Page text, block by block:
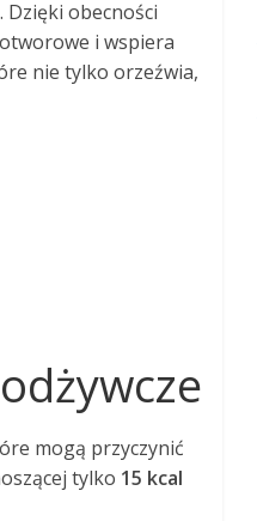
Dzięki obecności
i wspiera
nie tylko orzeźwia,
mogą przyczynić
tylko 15 kcal